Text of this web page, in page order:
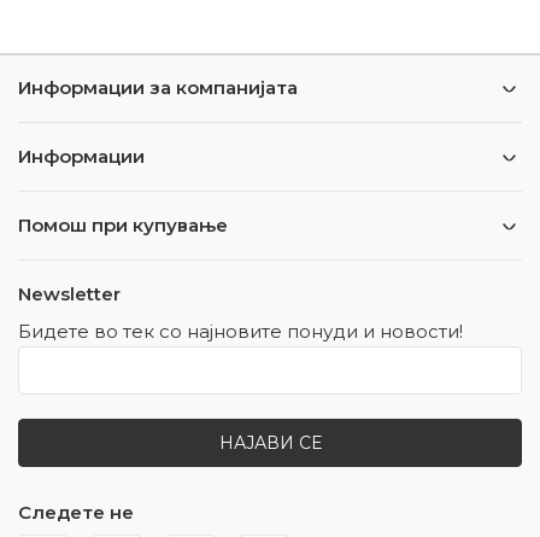
Информации за компанијата
Информации
Помош при купување
Newsletter
Бидете во тек со најновите понуди и новости!
НАЈАВИ СЕ
Следете не